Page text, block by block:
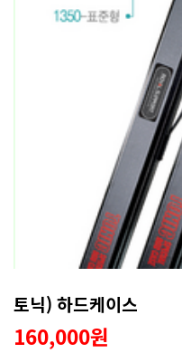
토닉) 하드케이스
160,000원